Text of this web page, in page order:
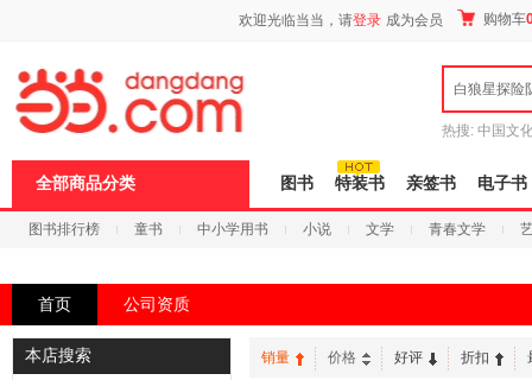
欢迎光临当当，请登录 成为会员 购物车
白狼星探险
热搜: 中国文
全部商品分类 图书 特装书 亲签书 电子书
图书排行榜 童书 中小学用书 小说 文学 青春文学
首页 公司资质
本店搜索 销量 价格 好评 折扣
页
浪
打